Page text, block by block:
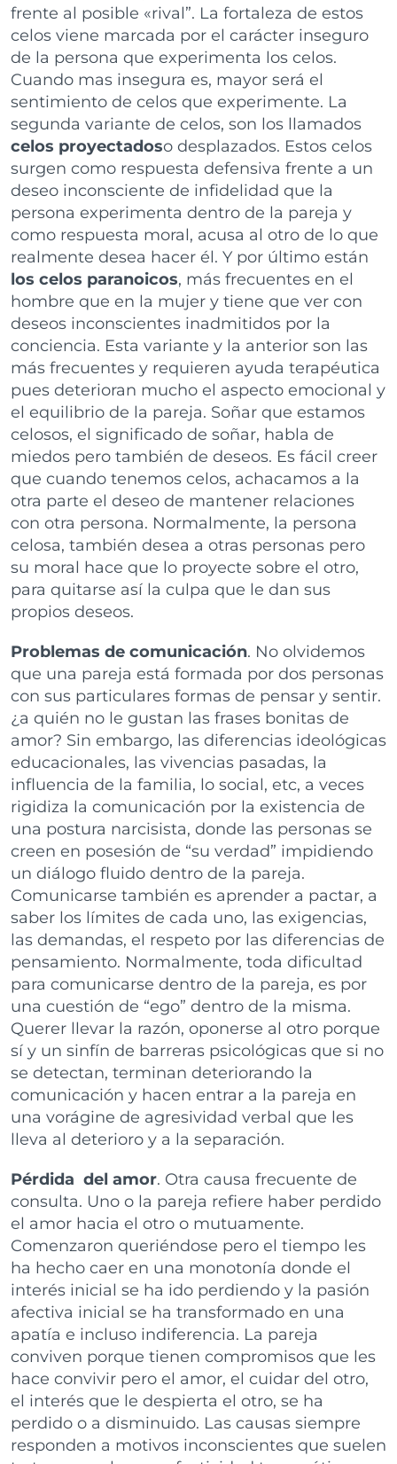
frente al posible «rival”. La fortaleza de estos
celos viene marcada por el carácter inseguro
de la persona que experimenta los celos.
Cuando mas insegura es, mayor será el
sentimiento de celos que experimente. La
segunda variante de celos, son los llamados
celos proyectadoso desplazados. Estos celos
surgen como respuesta defensiva frente a un
deseo inconsciente de infidelidad que la
persona experimenta dentro de la pareja y
como respuesta moral, acusa al otro de lo que
realmente desea hacer él. Y por último están
los celos paranoicos, más frecuentes en el
hombre que en la mujer y tiene que ver con
deseos inconscientes inadmitidos por la
conciencia. Esta variante y la anterior son las
más frecuentes y requieren ayuda terapéutica
pues deterioran mucho el aspecto emocional y
el equilibrio de la pareja. Soñar que estamos
celosos, el significado de soñar, habla de
miedos pero también de deseos. Es fácil creer
que cuando tenemos celos, achacamos a la
otra parte el deseo de mantener relaciones
con otra persona. Normalmente, la persona
celosa, también desea a otras personas pero
su moral hace que lo proyecte sobre el otro,
para quitarse así la culpa que le dan sus
propios deseos.
Problemas de comunicación. No olvidemos
que una pareja está formada por dos personas
con sus particulares formas de pensar y sentir.
¿a quién no le gustan las frases bonitas de
amor? Sin embargo, las diferencias ideológicas
educacionales, las vivencias pasadas, la
influencia de la familia, lo social, etc, a veces
rigidiza la comunicación por la existencia de
una postura narcisista, donde las personas se
creen en posesión de “su verdad” impidiendo
un diálogo fluido dentro de la pareja.
Comunicarse también es aprender a pactar, a
saber los límites de cada uno, las exigencias,
las demandas, el respeto por las diferencias de
pensamiento. Normalmente, toda dificultad
para comunicarse dentro de la pareja, es por
una cuestión de “ego” dentro de la misma.
Querer llevar la razón, oponerse al otro porque
sí y un sinfín de barreras psicológicas que si no
se detectan, terminan deteriorando la
comunicación y hacen entrar a la pareja en
una vorágine de agresividad verbal que les
lleva al deterioro y a la separación.
Pérdida del amor. Otra causa frecuente de
consulta. Uno o la pareja refiere haber perdido
el amor hacia el otro o mutuamente.
Comenzaron queriéndose pero el tiempo les
ha hecho caer en una monotonía donde el
interés inicial se ha ido perdiendo y la pasión
afectiva inicial se ha transformado en una
apatía e incluso indiferencia. La pareja
conviven porque tienen compromisos que les
hace convivir pero el amor, el cuidar del otro,
el interés que le despierta el otro, se ha
perdido o a disminuido. Las causas siempre
responden a motivos inconscientes que suelen